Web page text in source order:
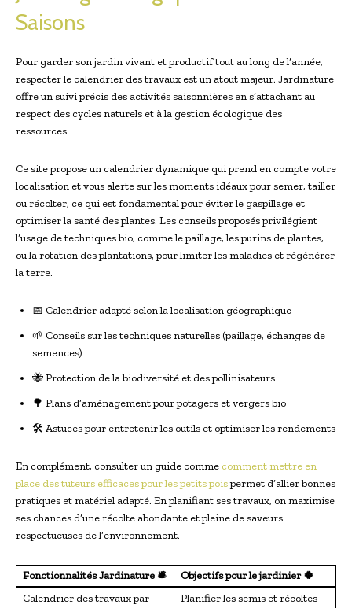
Saisons
Pour garder son jardin vivant et productif tout au long de l’année,
respecter le calendrier des travaux est un atout majeur. Jardinature
offre un suivi précis des activités saisonnières en s’attachant au
respect des cycles naturels et à la gestion écologique des
ressources.
Ce site propose un calendrier dynamique qui prend en compte votre
localisation et vous alerte sur les moments idéaux pour semer, tailler
ou récolter, ce qui est fondamental pour éviter le gaspillage et
optimiser la santé des plantes. Les conseils proposés privilégient
l’usage de techniques bio, comme le paillage, les purins de plantes,
ou la rotation des plantations, pour limiter les maladies et régénérer
la terre.
📅 Calendrier adapté selon la localisation géographique
🌱 Conseils sur les techniques naturelles (paillage, échanges de
semences)
🐝 Protection de la biodiversité et des pollinisateurs
🌳 Plans d’aménagement pour potagers et vergers bio
🛠 Astuces pour entretenir les outils et optimiser les rendements
En complément, consulter un guide comme comment mettre en
place des tuteurs efficaces pour les petits poispermet d’allier bonnes
pratiques et matériel adapté. En planifiant ses travaux, on maximise
ses chances d’une récolte abondante et pleine de saveurs
respectueuses de l’environnement.
Fonctionnalités Jardinature 🛎
Objectifs pour le jardinier 🍀
Calendrier des travaux par
Planifier les semis et récoltes